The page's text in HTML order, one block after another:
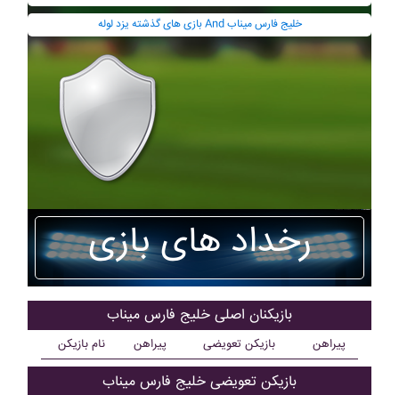
بازی های گذشته يزد لوله And خليج فارس ميناب
رخداد های بازی
بازیکنان اصلی خليج فارس ميناب
نام بازیکن پیراهن بازیکن تعویضی پیراهن
بازیکن تعویضی خليج فارس ميناب